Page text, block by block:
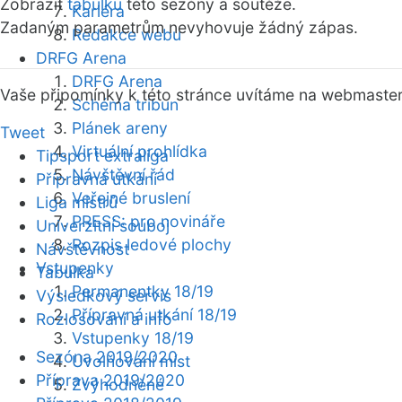
Kariéra
Redakce webu
DRFG Arena
DRFG Arena
Schéma tribun
Plánek areny
Virtuální prohlídka
Návštěvní řád
Veřejné bruslení
PRESS: pro novináře
Rozpis ledové plochy
Vstupenky
Permanentky 18/19
Přípravná utkání 18/19
Vstupenky 18/19
Uvolňování míst
Zvýhodněné
Zobrazit tabulku této sezóny a soutěže.
Zadaným parametrům nevyhovuje žádný zápas.
Vaše připomínky k této stránce uvítáme na webmaster
Tweet
Tipsport extraliga
Přípravná utkání
Liga mistrů
Univerzitní souboj
Návštěvnost
Tabulka
Výsledkový servis
Rozlosování a info
Sezóna 2019/2020
Příprava 2019/2020